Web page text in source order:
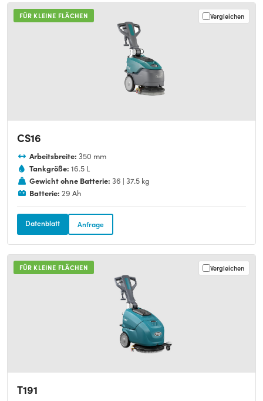
FÜR KLEINE FLÄCHEN Vergleichen
CS16
Arbeitsbreite: 350 mm
Tankgröße: 16.5 L
Gewicht ohne Batterie: 36 | 37.5 kg
Batterie: 29 Ah
Datenblatt Anfrage
FÜR KLEINE FLÄCHEN Vergleichen
T191